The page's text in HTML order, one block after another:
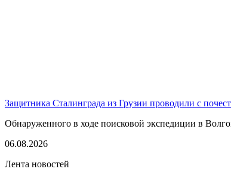
Защитника Сталинграда из Грузии проводили с
Обнаруженного в ходе поисковой экспедиции в
06.08.2026
Лента новостей